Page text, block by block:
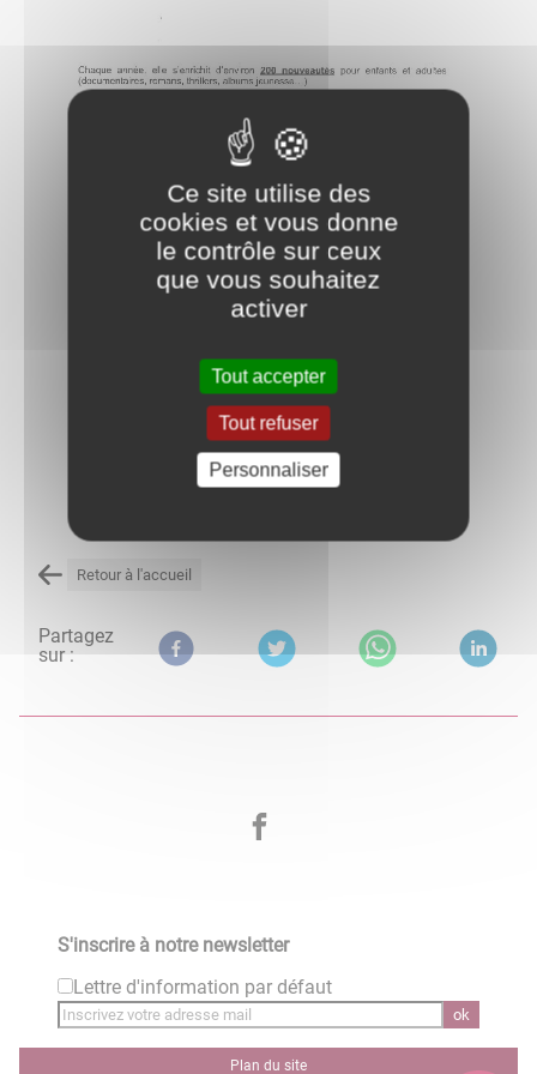
Retour à l'accueil
Partagez
sur :
S'inscrire à notre newsletter
Lettre d'information par défaut
ok
Plan du site
Ce site utilise des
cookies et vous donne
le contrôle sur ceux
que vous souhaitez
activer
Tout accepter
Tout refuser
Personnaliser